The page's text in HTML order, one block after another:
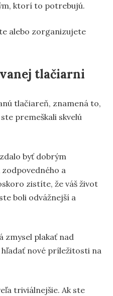
ktorí to potrebujú.
alebo zorganizujete
tlačiarni
tlačiareň, znamená to,
premeškali skvelú
byť dobrým
a
zistíte, že váš život
boli odvážnejší a
zmysel plakať nad
nové príležitosti na
triviálnejšie. Ak ste